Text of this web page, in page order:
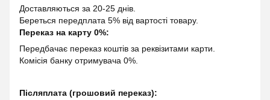
Доставляються за 20-25 днів.
Береться передплата 5% від вартості товару.
Переказ на карту 0%:
Передбачає переказ коштів за реквізитами карти.
Комісія банку отримувача 0%.
Післяплата (грошовий переказ):